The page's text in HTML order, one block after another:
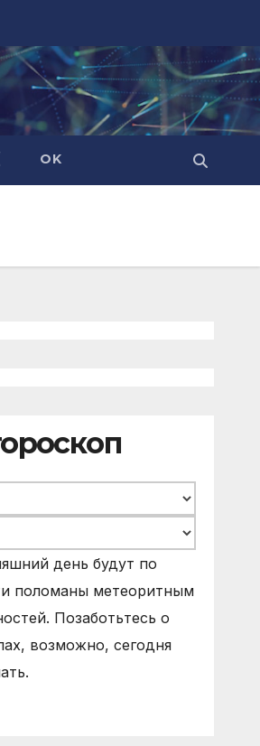
OK
день будут по
поломаны метеоритным
Позаботьтесь о
возможно, сегодня